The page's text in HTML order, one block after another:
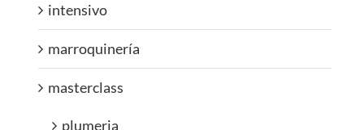
intensivo
marroquinería
masterclass
plumeria